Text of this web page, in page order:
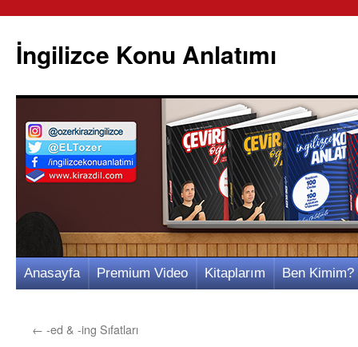
İngilizce Konu Anlatımı
İçeriğe
Anasayfa Premium Video Kitaplarım Ben Kimim?
← -ed & -ing Sıfatları